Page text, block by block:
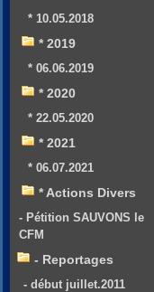
* 10.05.2018
* 2019
* 06.06.2019
* 2020
* 22.05.2020
* 2021
* 06.07.2021
* Actions Divers
- Pétition SAUVONS le
CFM
- Reportages
- début juillet.2011